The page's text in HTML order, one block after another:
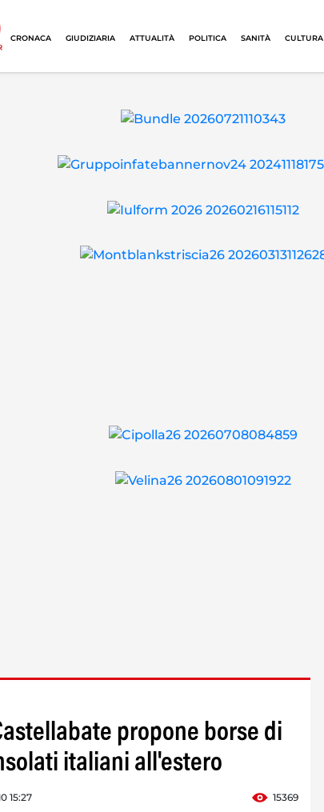
CRONACA GIUDIZIARIA ATTUALITÀ POLITICA SANITÀ CULTURA
propone borse di
italiani all'estero
15:27 15369